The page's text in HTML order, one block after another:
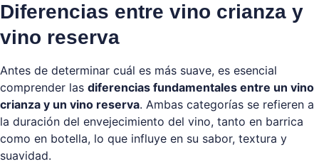
Diferencias entre vino crianza y
vino reserva
Antes de determinar cuál es más suave, es esencial
comprender las diferencias fundamentales entre un vino
crianza y un vino reserva. Ambas categorías se refieren a
la duración del envejecimiento del vino, tanto en barrica
como en botella, lo que influye en su sabor, textura y
suavidad.